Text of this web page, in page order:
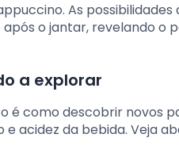
As possibilidades
o jantar, revelando o
a explorar
é como descobrir novos
acidez da bebida. Veja